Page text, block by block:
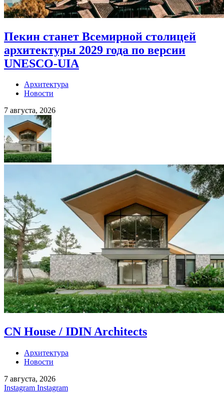
Пекин станет Всемирной столицей
архитектуры 2029 года по версии
UNESCO-UIA
Архитектура
Новости
7 августа, 2026
CN House / IDIN Architects
Архитектура
Новости
7 августа, 2026
Instagram Instagram